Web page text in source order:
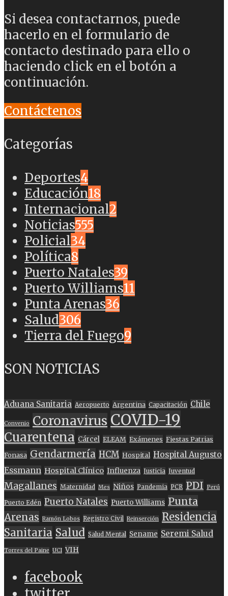
Si desea contactarnos, puede
hacerlo en el formulario de
contacto destinado para ello o
haciendo click en el botón a
continuación.
Contáctenos
Categorías
Deportes4
Educación18
Internacional2
Noticias555
Policial34
Política8
Puerto Natales39
Puerto Williams11
Punta Arenas36
Salud306
Tierra del Fuego9
SON NOTICIAS
Aduana Sanitaria Aeropuerto Argentina Capacitación Chile
Convenio Coronavirus COVID-19
Cuarentena Cárcel ELEAM Exámenes Fiestas Patrias
Fonasa Gendarmería HCM Hospital Hospital Augusto
Essmann Hospital Clínico Influenza Justicia Juventud
Magallanes Maternidad Mes Niños Pandemia PCR PDI Perú
Puerto Edén Puerto Natales Puerto Williams Punta
Arenas Ramón Lobos Registro Civil Reinserción Residencia
Sanitaria Salud Salud Mental Sename Seremi Salud
Torres del Paine UCI VIH
facebook